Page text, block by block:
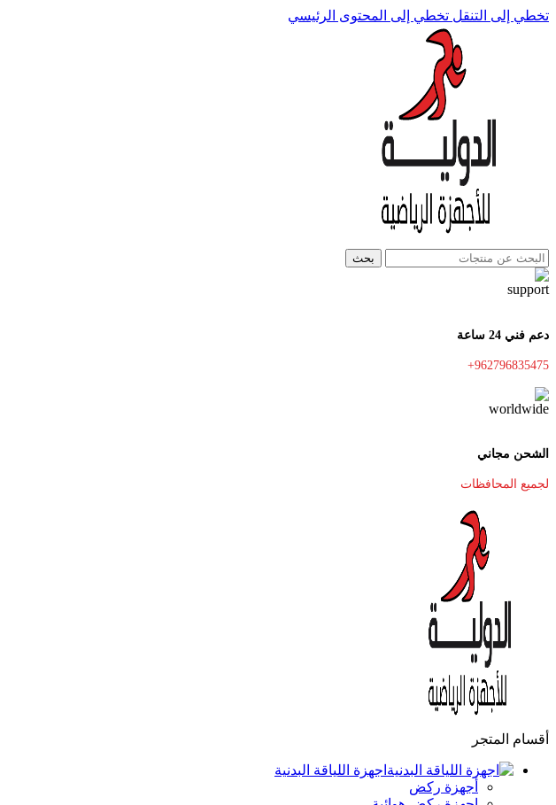
تخطي إلى التنقل تخطي إلى المحتوى الرئيسي
بحث
دعم فني 24 ساعة
+962796835475
الشحن مجاني
لجميع المحافظات
أقسام المتجر
اجهزة اللياقة البدنية
أجهزة ركض